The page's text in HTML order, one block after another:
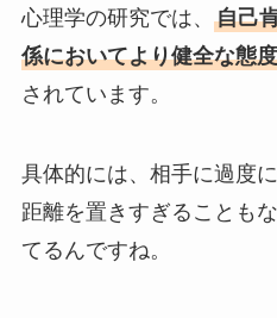
心理学の研究では、 自己
係においてより健全な態
されています。
具体的には、相手に過度
距離を置きすぎることも
てるんですね。